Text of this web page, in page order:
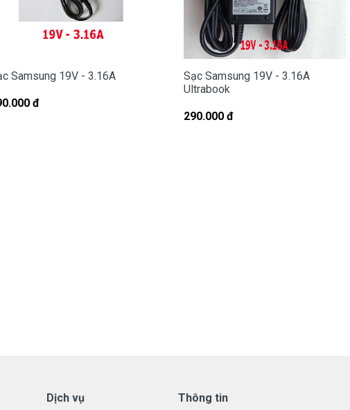
là dòng nào?
chút, cứ nhắn tin để chút shop gọi lại cho bạn nhé.
Samsung 19V - 3.16A
đ
Sạc Samsung 19V - 3.16A
Ultrabook
290.000 đ
Dịch vụ Thông tin